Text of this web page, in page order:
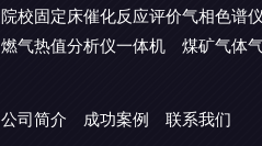
院校固定床催化反应评价气相色谱
燃气热值分析仪一体机
煤矿气体
公司简介 成功案例 联系我们